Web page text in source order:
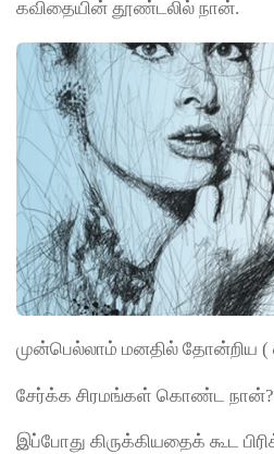
கவிதையின் தூண்டலில் நான்.
முன்பெல்லாம் மனதில் தோன்றிய
சேர்க்க சிரமங்கள் கொண்ட
இப்போது கிருக்கியதைக் கூட